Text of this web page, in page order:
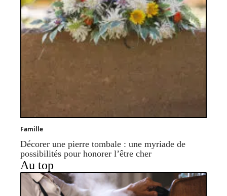
Famille
Décorer une pierre tombale : une myriade de
possibilités pour honorer l’être cher
Au top